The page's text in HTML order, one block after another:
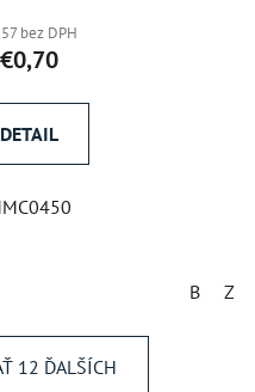
bez DPH
€0,70
DETAIL
B Z
12 ĎALŠÍCH